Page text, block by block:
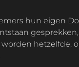
worden hetzelfde,